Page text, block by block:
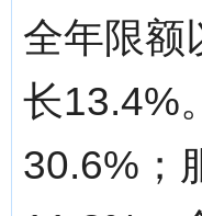
全年限额
长13.4%
30.6%；